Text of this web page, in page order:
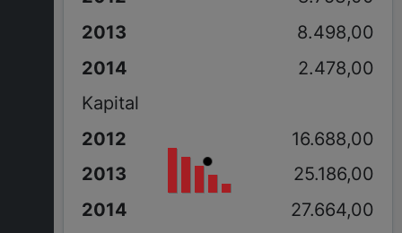
8.498,00
2.478,00
Kapital
16.688,00
25.186,00
27.664,00